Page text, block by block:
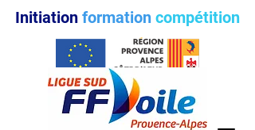
Initiation formation compétition